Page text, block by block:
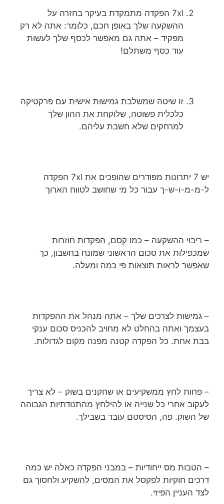
7xl הפקדה מתמקדת בעיקר בחזרה על
ההשקעה שלך באופן חכם, כלומר: אתה לא רק
מפקיד – אתה גם מאפשר לכסף שלך לעשות
עוד כסף משתלם!
זו שיטה שמשלבת גמישות אישית עם פרקטיקה
כלכלית פשוטה, שלוקחת את ההון שלך
למרחקים שלא חשבת עליהם.
יש 7 יתרונות מפודרים שהופכים את 7xl הפקדה
ל-מ-מ-ו-ש-ך עבור כל מי שחושב לטווח הארוך
– ריבוי ההשקעה – כמו קסם, הפקדות חוזרות
שמכפילות את סכום הראשוני שמונח בחשבון, כך
שאפשר לראות תוצאות פי כמה ומעלה.
– גמישות לצרכים שלך – אתה מנהל את ההפקדות
בעצמך ואתה בהחלט לא מחויב להכניס סכום ענקי
בבת אחת. כל הפקדה קטנה מפנה מקום לגדולות.
– פחות לחץ ממשקיעים או שחקנים בשוק – לא צריך
לעקוב אחרי כל שנייה או להילחץ מהתנודתיות הגבוהה
של השוק. פה, הסיסטם עובד בשבילך.
– הטבות מס ייחודיות – במבני הפקדה כאלה יש כמה
דרכים חוקיות לפקסל את המסים, להשקיע ולחסוך גם
לצד העניין הפיזי.